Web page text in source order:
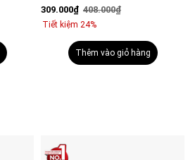
Calm 30ml
309.000₫ 408.000₫
Tiết kiệm 24%
Thêm vào giỏ hàng